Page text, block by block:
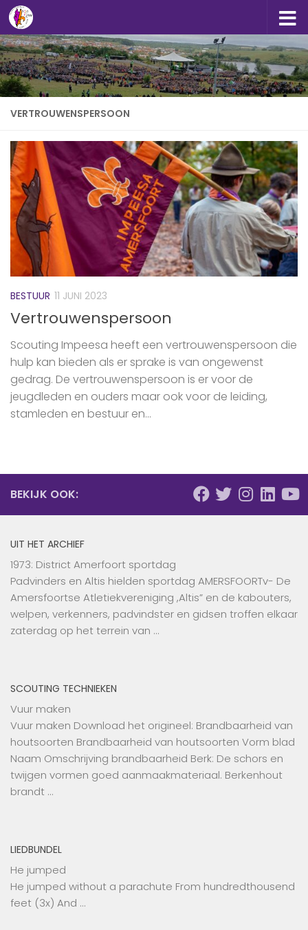
Doorgaan naar inhoud
VERTROUWENSPERSOON
BESTUUR 11 JUNI 2023
Vertrouwenspersoon
Scouting Impeesa heeft een vertrouwenspersoon die
hulp kan bieden als er sprake is van ongewenst
gedrag. De vertrouwenspersoon is er voor de
jeugdleden en ouders maar ook voor de leiding,
stamleden en bestuur en...
BEKIJK OOK:
UIT HET ARCHIEF
1973: District Amerfoort sportdag
Padvinders en Altis hielden sportdag AMERSFOORTv- De
Amersfoortse Atletiekvereniging ,Altis” en de kabouters,
welpen, verkenners, padvindster en gidsen troffen elkaar
zaterdag op het terrein van …
SCOUTING TECHNIEKEN
Vuur maken
Vuur maken Download het origineel: Brandbaarheid van
houtsoorten Brandbaarheid van houtsoorten Vorm blad
Naam Omschrijving brandbaarheid Berk: De schors en
twijgen vormen goed aanmaakmateriaal. Berkenhout
brandt …
LIEDBUNDEL
He jumped
He jumped without a parachute From hundredthousend
feet (3x) And …